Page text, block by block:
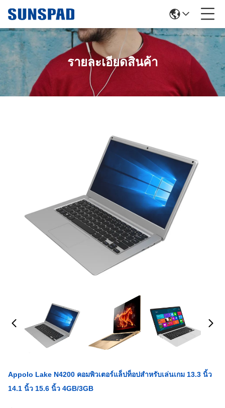
รายละเอียดสินค้า
Appolo Lake N4200 คอมพิวเตอร์แล็ปท็อปสำหรับเล่นเกม 13.3 นิ้ว
14.1 นิ้ว 15.6 นิ้ว 4GB/3GB